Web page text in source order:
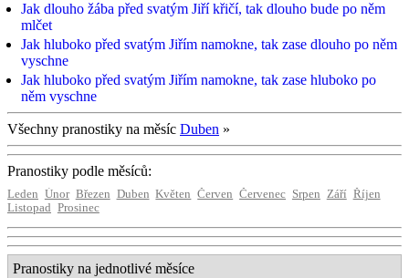
Jak dlouho žába před svatým Jiří křičí, tak dlouho bude po něm
mlčet
Jak hluboko před svatým Jiřím namokne, tak zase dlouho po něm
vyschne
Jak hluboko před svatým Jiřím namokne, tak zase hluboko po
něm vyschne
Všechny pranostiky na měsíc Duben »
Pranostiky podle měsíců:
Leden Únor Březen Duben Květen Červen Červenec Srpen Září Říjen
Listopad Prosinec
Pranostiky na jednotlivé měsíce